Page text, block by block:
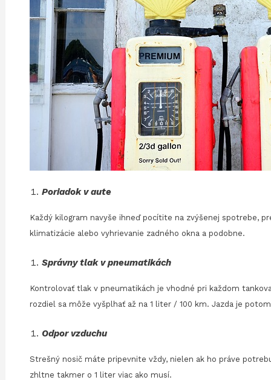
Poriadok v aute
Každý kilogram navyše ihneď pocítite na zvýšenej spotrebe,
klimatizácie alebo vyhrievanie zadného okna a podobne.
Správny tlak v pneumatikách
Kontrolovať tlak v pneumatikách je vhodné pri každom
rozdiel sa môže vyšplhať až na 1 liter / 100 km. Jazda je
Odpor vzduchu
Strešný nosič máte pripevnite vždy, nielen ak ho práve
zhltne takmer o 1 liter viac ako musí.